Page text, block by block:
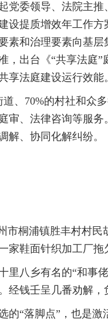
党委领导、法院主
设提质增效年工作
和治理要素向基层
出台《“共享法庭”
享法庭建设运行效能。
、70%的村社和众
、法律咨询等服务
解、协同化解纠纷。
市桐浦镇胜丰村村
鞋面针织加工厂拖
里八乡有名的“和事
钱壬呈几番劝解，
“落脚点”，也是激